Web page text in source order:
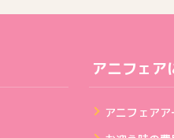
アニフェア
アニフェア